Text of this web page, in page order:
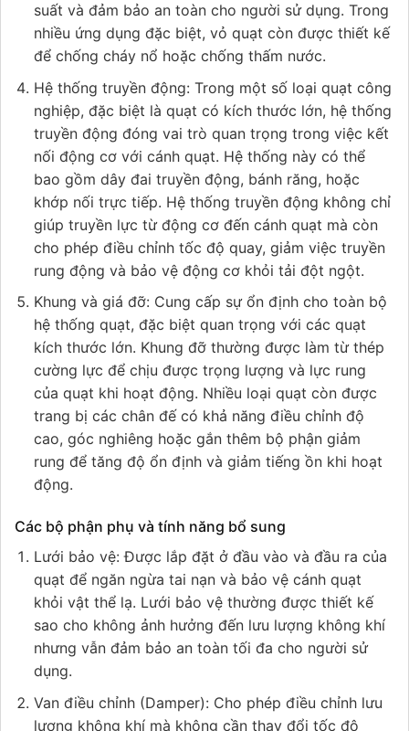
suất và đảm bảo an toàn cho người sử dụng. Trong
nhiều ứng dụng đặc biệt, vỏ quạt còn được thiết kế
để chống cháy nổ hoặc chống thấm nước.
Hệ thống truyền động: Trong một số loại quạt công
nghiệp, đặc biệt là quạt có kích thước lớn, hệ thống
truyền động đóng vai trò quan trọng trong việc kết
nối động cơ với cánh quạt. Hệ thống này có thể
bao gồm dây đai truyền động, bánh răng, hoặc
khớp nối trực tiếp. Hệ thống truyền động không chỉ
giúp truyền lực từ động cơ đến cánh quạt mà còn
cho phép điều chỉnh tốc độ quay, giảm việc truyền
rung động và bảo vệ động cơ khỏi tải đột ngột.
Khung và giá đỡ: Cung cấp sự ổn định cho toàn bộ
hệ thống quạt, đặc biệt quan trọng với các quạt
kích thước lớn. Khung đỡ thường được làm từ thép
cường lực để chịu được trọng lượng và lực rung
của quạt khi hoạt động. Nhiều loại quạt còn được
trang bị các chân đế có khả năng điều chỉnh độ
cao, góc nghiêng hoặc gắn thêm bộ phận giảm
rung để tăng độ ổn định và giảm tiếng ồn khi hoạt
động.
Các bộ phận phụ và tính năng bổ sung
Lưới bảo vệ: Được lắp đặt ở đầu vào và đầu ra của
quạt để ngăn ngừa tai nạn và bảo vệ cánh quạt
khỏi vật thể lạ. Lưới bảo vệ thường được thiết kế
sao cho không ảnh hưởng đến lưu lượng không khí
nhưng vẫn đảm bảo an toàn tối đa cho người sử
dụng.
Van điều chỉnh (Damper): Cho phép điều chỉnh lưu
lượng không khí mà không cần thay đổi tốc độ